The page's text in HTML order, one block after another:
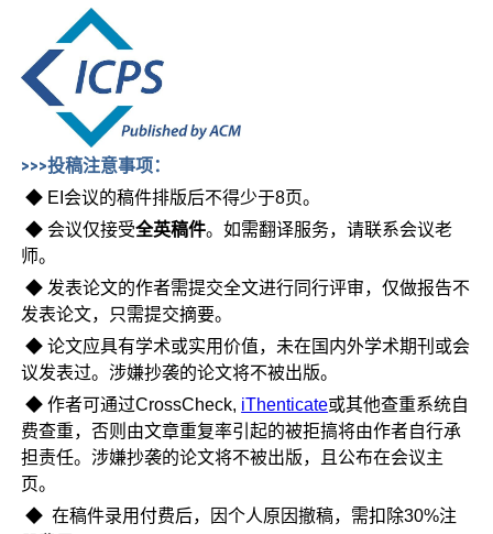
>>>投稿注意事项：
◆ EI会议的稿件排版后不得少于8页。
◆ 会议仅接受全英稿件。如需翻译服务，请联系会议老
师。
◆ 发表论文的作者需提交全文进行同行评审，仅做报告不
发表论文，只需提交摘要。
◆ 论文应具有学术或实用价值，未在国内外学术期刊或会
议发表过。涉嫌抄袭的论文将不被出版。
◆ 作者可通过CrossCheck, iThenticate或其他查重系统自
费查重，否则由文章重复率引起的被拒搞将由作者自行承
担责任。涉嫌抄袭的论文将不被出版，且公布在会议主
页。
◆ 在稿件录用付费后，因个人原因撤稿，需扣除30%注